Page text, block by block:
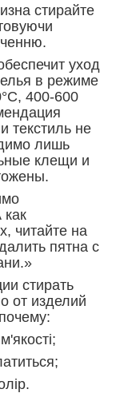
стирайте
уход
в режиме
400-600
текстиль не
лишь
клещи и
как
читайте на
пятна с
стирать
от изделий